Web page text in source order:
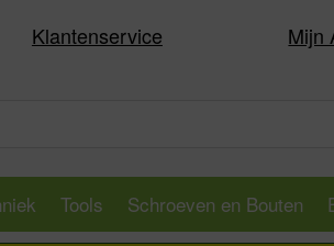
Klantenservice Mijn
Tools Schroeven en Bouten